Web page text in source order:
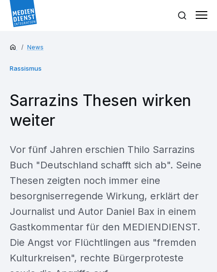
News
Rassismus
Sarrazins Thesen wirken
weiter
Vor fünf Jahren erschien Thilo Sarrazins
Buch "Deutschland schafft sich ab". Seine
Thesen zeigten noch immer eine
besorgniserregende Wirkung, erklärt der
Journalist und Autor Daniel Bax in einem
Gastkommentar für den MEDIENDIENST.
Die Angst vor Flüchtlingen aus "fremden
Kulturkreisen", rechte Bürgerproteste